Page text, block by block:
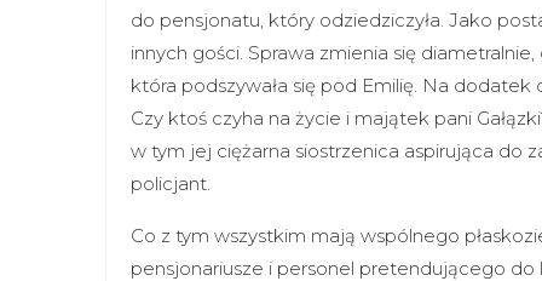
do pensjonatu, który odziedziczyła. Jako
innych gości. Sprawa zmienia się
która podszywała się pod Emilię. Na
Czy ktoś czyha na życie i majątek pani
w tym jej ciężarna siostrzenica aspirująca do
policjant.
Co z tym wszystkim mają wspólnego
pensjonariusze i personel pretendującego